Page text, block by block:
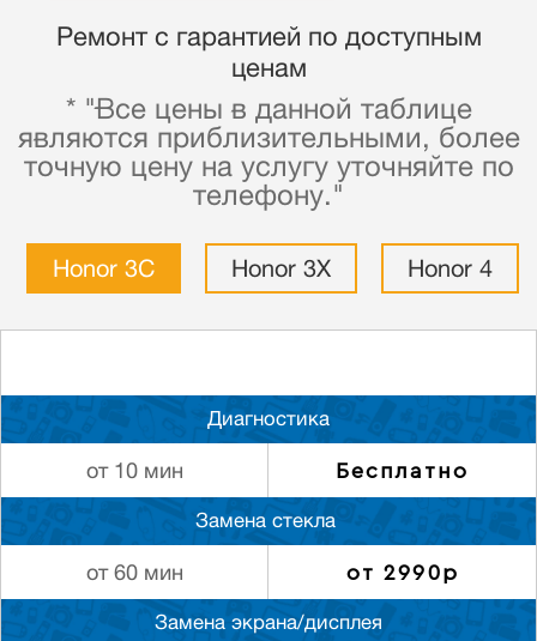
Ремонт с гарантией по доступным
ценам
* "Все цены в данной таблице
являются приблизительными, более
точную цену на услугу уточняйте по
телефону."
Honor 3C Honor 3X Honor 4
Диагностика
от 10 мин Бесплатно
Замена стекла
от 60 мин от 2990р
Замена экрана/дисплея